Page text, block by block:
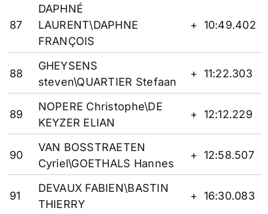
87
DAPHNÉ
LAURENT\DAPHNE
FRANÇOIS
+ 10:49.402
88
GHEYSENS
steven\QUARTIER Stefaan
+ 11:22.303
89
NOPERE Christophe\DE
KEYZER ELIAN
+ 12:12.229
90
VAN BOSSTRAETEN
Cyriel\GOETHALS Hannes
+ 12:58.507
91
DEVAUX FABIEN\BASTIN
THIERRY
+ 16:30.083